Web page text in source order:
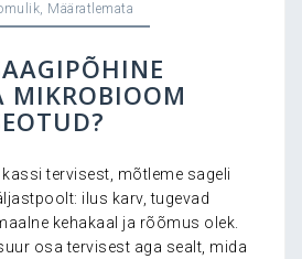
, Määratlemata
MIKROBIOOM
tervisest, mõtleme sageli
ilus karv, tugevad
kehakaal ja rõõmus olek.
osa tervisest aga sealt, mida